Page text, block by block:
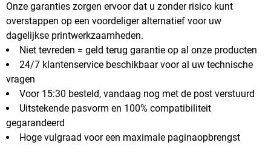
Onze garanties zorgen ervoor dat u zonder risico kunt
overstappen op een voordeliger alternatief voor uw
dagelijkse printwerkzaamheden.
Niet tevreden = geld terug garantie op al onze producten
24/7 klantenservice beschikbaar voor al uw technische
vragen
Voor 15:30 besteld, vandaag nog met de post verstuurd
Uitstekende pasvorm en 100% compatibiliteit
gegarandeerd
Hoge vulgraad voor een maximale paginaopbrengst